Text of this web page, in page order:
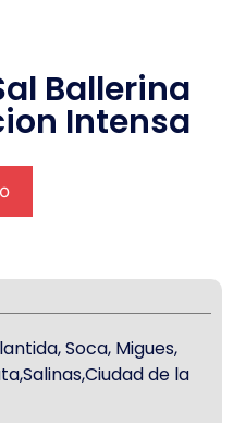
Ballerina
Intensa
Soca, Migues,
de la